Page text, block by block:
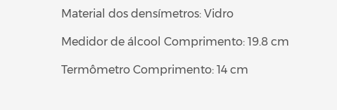
Material dos densímetros: Vidro
Medidor de álcool Comprimento: 19.8 cm
Termômetro Comprimento: 14 cm